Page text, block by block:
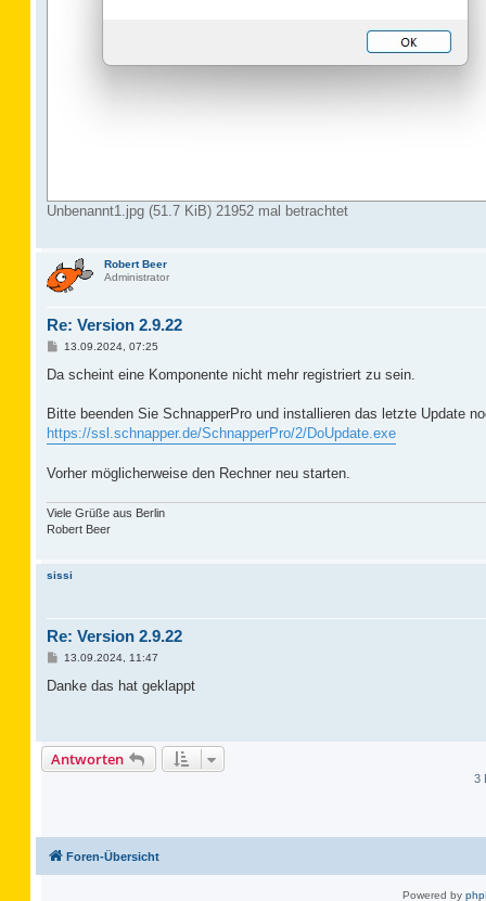
Unbenannt1.jpg (51.7 KiB) 21952 mal betrachtet
Robert Beer
Administrator
Re: Version 2.9.22
B
i
a
13.09.2024, 07:25
Da scheint eine Komponente nicht mehr registriert zu sein.
Bitte beenden Sie SchnapperPro und installieren das letzte Update
https://ssl.schnapper.de/SchnapperPro/2/DoUpdate.exe
Vorher möglicherweise den Rechner neu starten.
Viele Grüße aus Berlin
Robert Beer
sissi
Re: Version 2.9.22
B
i
13.09.2024, 11:47
Danke das hat geklappt
Antworten
3
Foren-Übersicht
Powered by